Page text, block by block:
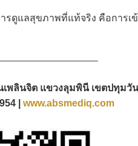
แลสุขภาพที่แท้จริง คือการเข้
พลินจิต แขวงลุมพินี เขตปทุมวั
|www.absmediq.com